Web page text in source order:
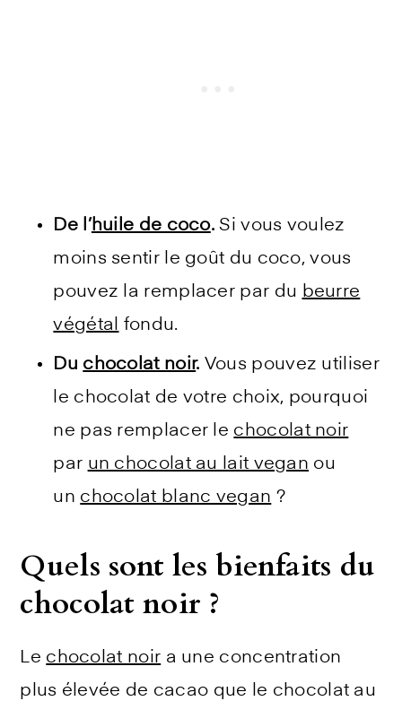
De l’huile de coco.Si vous voulez
moins sentir le goût du coco, vous
pouvez la remplacer par du beurre
végétal fondu.
Du chocolat noir. Vous pouvez utiliser
le chocolat de votre choix, pourquoi
ne pas remplacer le chocolat noir
par un chocolat au lait vegan ou
un chocolat blanc vegan ?
Quels sont les bienfaits du
chocolat noir ?
Le chocolat noir a une concentration
plus élevée de cacao que le chocolat au